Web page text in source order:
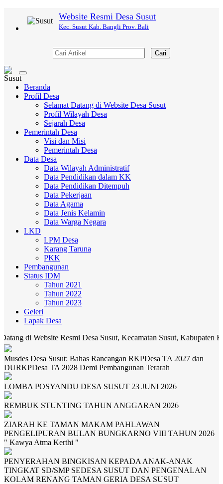
Website Resmi Desa Susut
Kec. Susut Kab. Bangli Prov. Bali
Cari
Toggle
navigation
Beranda
Profil Desa
Selamat Datang di Website Desa Susut
Profil Wilayah Desa
Sejarah Desa
Pemerintah Desa
Visi dan Misi
Pemerintah Desa
Data Desa
Data Wilayah Administratif
Data Pendidikan dalam KK
Data Pendidikan Ditempuh
Data Pekerjaan
Data Agama
Data Jenis Kelamin
Data Warga Negara
LKD
LPM Desa
Karang Taruna
PKK
Pembangunan
Status IDM
Tahun 2021
Tahun 2022
Tahun 2023
Geleri
Lapak Desa
Resmi Desa Susut, Kecamatan Susut, Kabupaten Bangli.
Musdes Desa Susut: Bahas Rancangan RKPDesa TA 2027 dan
DURKPDesa TA 2028 Demi Pembangunan Terarah
LOMBA POSYANDU DESA SUSUT 23 JUNI 2026
REMBUK STUNTING TAHUN ANGGARAN 2026
ZIARAH KE TAMAN MAKAM PAHLAWAN
PENGELIPURAN BULAN BUNGKARNO VIII TAHUN 2026
" Kawya Atma Kerthi "
PENYERAHAN BINGKISAN KEPADA ANAK-ANAK
TINGKAT SD/SMP SEDESA SUSUT DAN PENGENALAN
KOLAM RENANG TAMAN GERIA DESA SUSUT